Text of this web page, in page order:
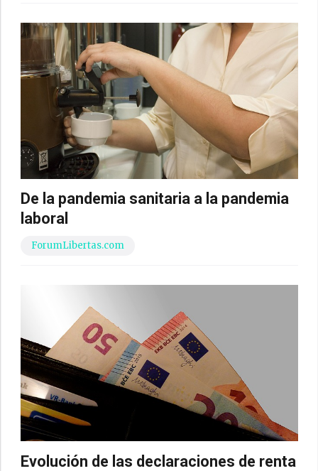
De la pandemia sanitaria a la pandemia
laboral
ForumLibertas.com
Evolución de las declaraciones de renta